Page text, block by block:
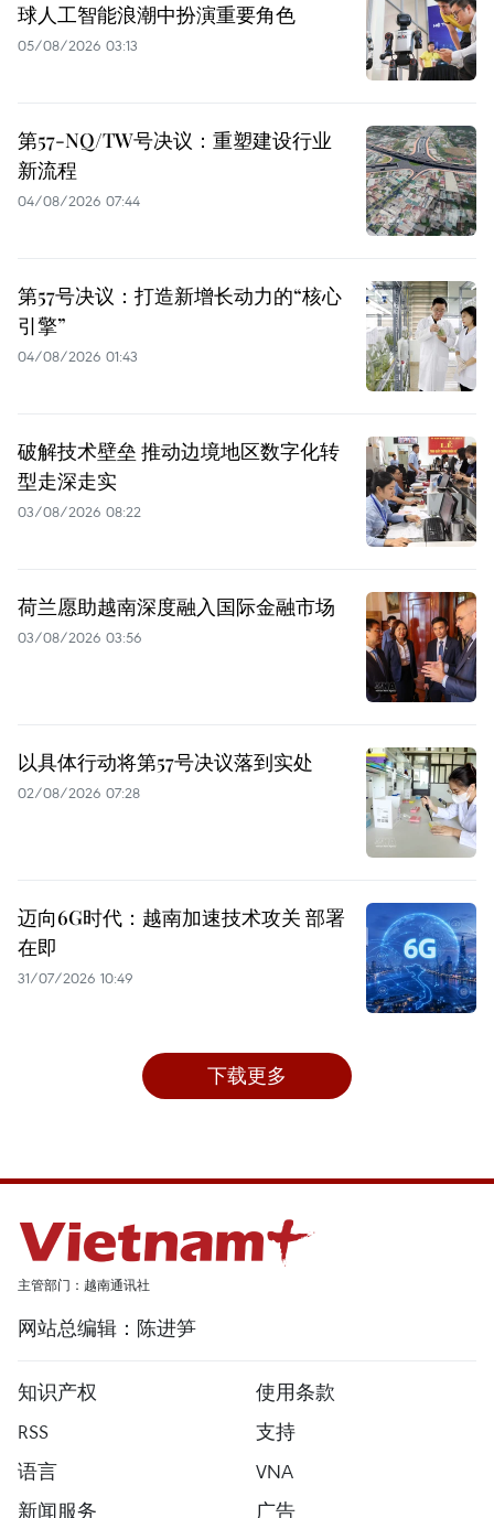
球人工智能浪潮中扮演重要角色
05/08/2026 03:13
第57-NQ/TW号决议：重塑建设行业
新流程
04/08/2026 07:44
第57号决议：打造新增长动力的“核心
引擎”
04/08/2026 01:43
破解技术壁垒 推动边境地区数字化转
型走深走实
03/08/2026 08:22
荷兰愿助越南深度融入国际金融市场
03/08/2026 03:56
以具体行动将第57号决议落到实处
02/08/2026 07:28
迈向6G时代：越南加速技术攻关 部署
在即
31/07/2026 10:49
下载更多
主管部门：越南通讯社
网站总编辑：陈进笋
知识产权
使用条款
RSS
支持
语言
VNA
新闻服务
广告